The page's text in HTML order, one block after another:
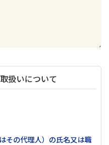
扱いについて
その代理人）の氏名又は職